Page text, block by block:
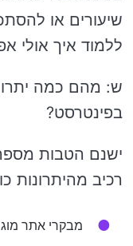
שיעורים או
ללמוד איך אולי
ש: מהם כמה
בפינטרסט?
ישנם הטבות
רכיב מהיתרונות
מבקרי אתר